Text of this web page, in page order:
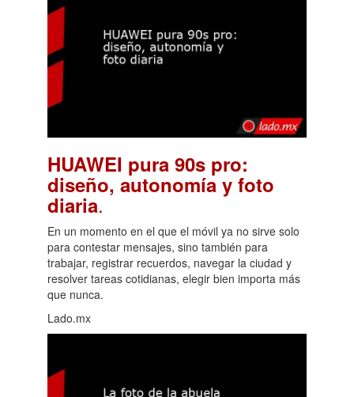
HUAWEI pura 90s pro:
diseño, autonomía y foto
diaria.
En un momento en el que el móvil ya no sirve solo
para contestar mensajes, sino también para
trabajar, registrar recuerdos, navegar la ciudad y
resolver tareas cotidianas, elegir bien importa más
que nunca.
Lado.mx